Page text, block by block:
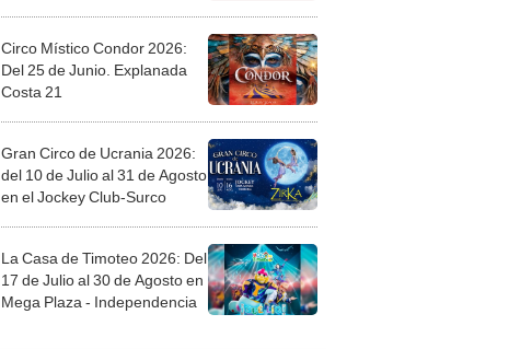
Circo Místico Condor 2026:
Del 25 de Junio. Explanada
Costa 21
Gran Circo de Ucrania 2026:
del 10 de Julio al 31 de Agosto
en el Jockey Club-Surco
La Casa de Timoteo 2026: Del
17 de Julio al 30 de Agosto en
Mega Plaza - Independencia